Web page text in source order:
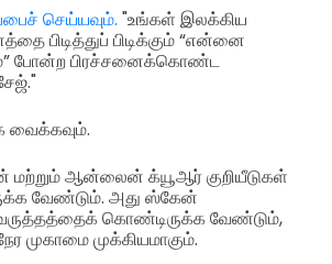
செய்யவும். "உங்கள் இலக்கிய
பிடித்துப் பிடிக்கும் “என்னை
போன்ற பிரச்சனைக்கொண்ட
வைக்கவும்.
ஆன்லைன் க்யூஆர் குறியீடுகள்
வேண்டும். அது ஸ்கேன்
வருத்தத்தைக் கொண்டிருக்க வேண்டும்,
முகாமை முக்கியமாகும்.